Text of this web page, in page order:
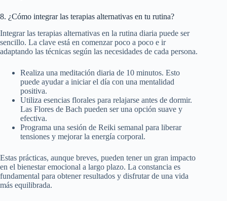
8. ¿Cómo integrar las terapias alternativas en tu rutina?
Integrar las terapias alternativas en la rutina diaria puede ser
sencillo. La clave está en comenzar poco a poco e ir
adaptando las técnicas según las necesidades de cada persona.
Realiza una meditación diaria de 10 minutos. Esto
puede ayudar a iniciar el día con una mentalidad
positiva.
Utiliza esencias florales para relajarse antes de dormir.
Las Flores de Bach pueden ser una opción suave y
efectiva.
Programa una sesión de Reiki semanal para liberar
tensiones y mejorar la energía corporal.
Estas prácticas, aunque breves, pueden tener un gran impacto
en el bienestar emocional a largo plazo. La constancia es
fundamental para obtener resultados y disfrutar de una vida
más equilibrada.